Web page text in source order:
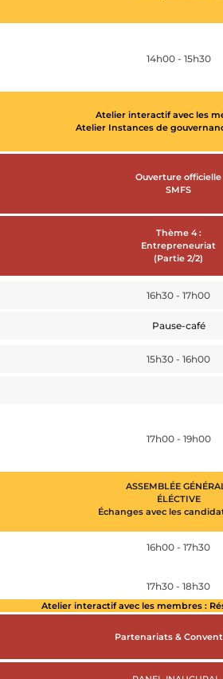
14h00 - 15h30
Atelier interactif avec les
Atelier Instances de
Ouverture officielle
SMFS
Thème 4 :
Entrepreneuriat
(Partie 2/2)
16h30 - 17h00
Pause-café
15h30 - 16h00
17h00 - 19h00
ASSEMBLÉE
ÉLÉCTIVE
Échanges avec les
16h00 - 17h30
17h30 - 18h30
Atelier interactif avec les membres :
Partenariats &